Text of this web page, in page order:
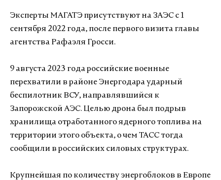
Эксперты МАГАТЭ присутствуют на ЗАЭС с 1
сентября 2022 года, после первого визита главы
агентства Рафаэля Гросси.
9 августа 2023 года российские военные
перехватили в районе Энергодара ударный
беспилотник ВСУ, направлявшийся к
Запорожской АЭС. Целью дрона был подрыв
хранилища отработанного ядерного топлива на
территории этого объекта, о чем ТАСС тогда
сообщили в российских силовых структурах.
Крупнейшая по количеству энергоблоков в Европе